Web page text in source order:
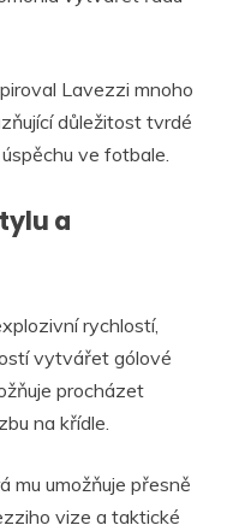
Lavezzi mnoho
důležitost tvrdé
ve fotbale.
a
rychlostí,
vytvářet gólové
procházet
na křídle.
mu umožňuje přesně
vize a taktické